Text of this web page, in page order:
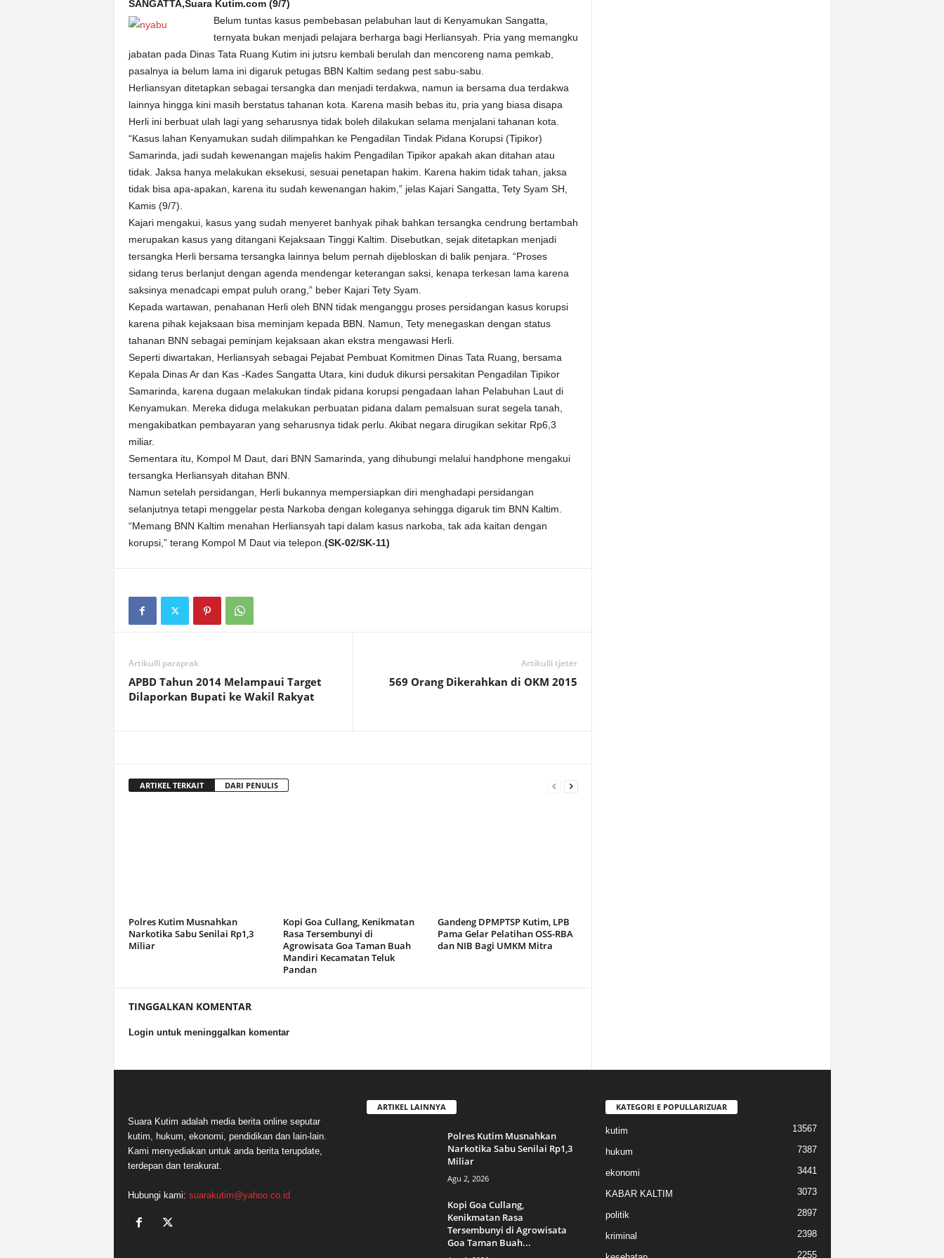
SANGATTA,Suara Kutim.com (9/7)
Belum tuntas kasus pembebasan pelabuhan laut di Kenyamukan Sangatta,
ternyata bukan menjadi pelajara berharga bagi Herliansyah. Pria yang memangku
jabatan pada Dinas Tata Ruang Kutim ini jutsru kembali berulah dan mencoreng nama pemkab,
pasalnya ia belum lama ini digaruk petugas BBN Kaltim sedang pest sabu-sabu.
Herliansyan ditetapkan sebagai tersangka dan menjadi terdakwa, namun ia bersama dua terdakwa
lainnya hingga kini masih berstatus tahanan kota. Karena masih bebas itu, pria yang biasa disapa
Herli ini berbuat ulah lagi yang seharusnya tidak boleh dilakukan selama menjalani tahanan kota.
“Kasus lahan Kenyamukan sudah dilimpahkan ke Pengadilan Tindak Pidana Korupsi (Tipikor)
Samarinda, jadi sudah kewenangan majelis hakim Pengadilan Tipikor apakah akan ditahan atau
tidak. Jaksa hanya melakukan eksekusi, sesuai penetapan hakim. Karena hakim tidak tahan, jaksa
tidak bisa apa-apakan, karena itu sudah kewenangan hakim,” jelas Kajari Sangatta, Tety Syam SH,
Kamis (9/7).
Kajari mengakui, kasus yang sudah menyeret banhyak pihak bahkan tersangka cendrung bertambah
merupakan kasus yang ditangani Kejaksaan Tinggi Kaltim. Disebutkan, sejak ditetapkan menjadi
tersangka Herli bersama tersangka lainnya belum pernah dijebloskan di balik penjara. “Proses
sidang terus berlanjut dengan agenda mendengar keterangan saksi, kenapa terkesan lama karena
saksinya menadcapi empat puluh orang,” beber Kajari Tety Syam.
Kepada wartawan, penahanan Herli oleh BNN tidak menganggu proses persidangan kasus korupsi
karena pihak kejaksaan bisa meminjam kepada BBN. Namun, Tety menegaskan dengan status
tahanan BNN sebagai peminjam kejaksaan akan ekstra mengawasi Herli.
Seperti diwartakan, Herliansyah sebagai Pejabat Pembuat Komitmen Dinas Tata Ruang, bersama
Kepala Dinas Ar dan Kas -Kades Sangatta Utara, kini duduk dikursi persakitan Pengadilan Tipikor
Samarinda, karena dugaan melakukan tindak pidana korupsi pengadaan lahan Pelabuhan Laut di
Kenyamukan. Mereka diduga melakukan perbuatan pidana dalam pemalsuan surat segela tanah,
mengakibatkan pembayaran yang seharusnya tidak perlu. Akibat negara dirugikan sekitar Rp6,3
miliar.
Sementara itu, Kompol M Daut, dari BNN Samarinda, yang dihubungi melalui handphone mengakui
tersangka Herliansyah ditahan BNN.
Namun setelah persidangan, Herli bukannya mempersiapkan diri menghadapi persidangan
selanjutnya tetapi menggelar pesta Narkoba dengan koleganya sehingga digaruk tim BNN Kaltim.
“Memang BNN Kaltim menahan Herliansyah tapi dalam kasus narkoba, tak ada kaitan dengan
korupsi,” terang Kompol M Daut via telepon. (SK-02/SK-11)
Artikulli paraprak
APBD Tahun 2014 Melampaui Target
Dilaporkan Bupati ke Wakil Rakyat
Artikulli tjetër
569 Orang Dikerahkan di OKM 2015
ARTIKEL TERKAIT DARI PENULIS
Polres Kutim Musnahkan
Narkotika Sabu Senilai Rp1,3
Miliar
Kopi Goa Cullang, Kenikmatan
Rasa Tersembunyi di
Agrowisata Goa Taman Buah
Mandiri Kecamatan Teluk
Pandan
Gandeng DPMPTSP Kutim, LPB
Pama Gelar Pelatihan OSS-RBA
dan NIB Bagi UMKM Mitra
TINGGALKAN KOMENTAR
Login untuk meninggalkan komentar
Suara Kutim adalah media berita online seputar
kutim, hukum, ekonomi, pendidikan dan lain-lain.
Kami menyediakan untuk anda berita terupdate,
terdepan dan terakurat.
Hubungi kami: suarakutim@yahoo.co.id
ARTIKEL LAINNYA
Polres Kutim Musnahkan
Narkotika Sabu Senilai Rp1,3
Miliar
Agu 2, 2026
Kopi Goa Cullang,
Kenikmatan Rasa
Tersembunyi di Agrowisata
Goa Taman Buah...
KATEGORI E POPULLARIZUAR
kutim 13567
hukum 7387
ekonomi 3441
KABAR KALTIM 3073
politik 2897
kriminal 2398
2255